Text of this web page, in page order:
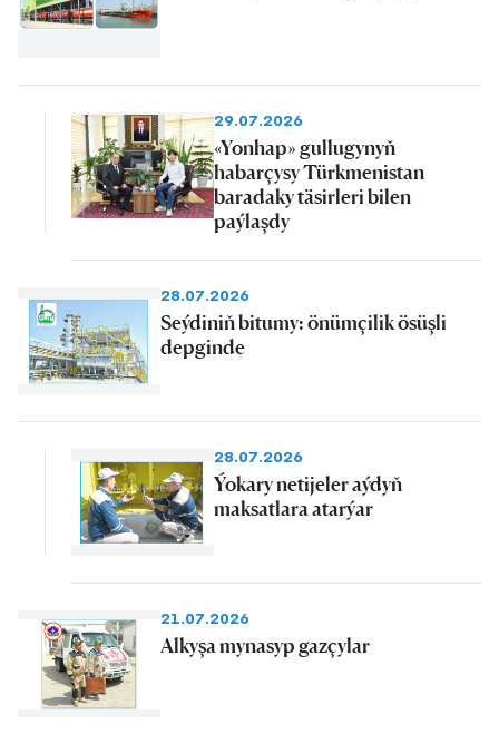
29.07.2026
«Yonhap» gullugynyň
habarçysy Türkmenistan
baradaky täsirleri bilen
paýlaşdy
28.07.2026
Seýdiniň bitumy: önümçilik ösüşli
depginde
28.07.2026
Ýokary netijeler aýdyň
maksatlara atarýar
21.07.2026
Alkyşa mynasyp gazçylar